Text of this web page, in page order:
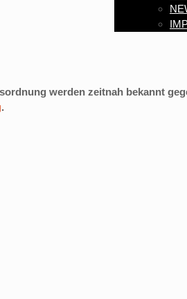
werden zeitnah bekannt
.